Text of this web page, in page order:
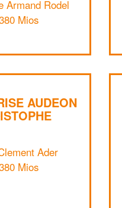
Armand Rodel
Mios
AUDEON
Ader
Mios